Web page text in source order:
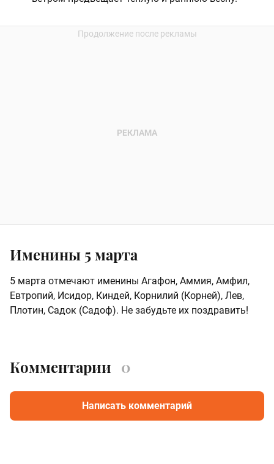
Именины 5 марта
5 марта отмечают именины Агафон, Аммия, Амфил,
Евтропий, Исидор, Киндей, Корнилий (Корней), Лев,
Плотин, Садок (Садоф). Не забудьте их поздравить!
Комментарии 0
Написать комментарий